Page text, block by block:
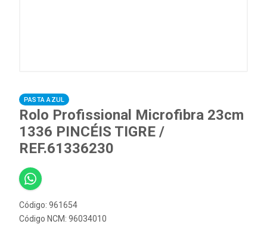
PASTA AZUL
Rolo Profissional Microfibra 23cm
1336 PINCÉIS TIGRE /
REF.61336230
Código: 961654
Código NCM: 96034010